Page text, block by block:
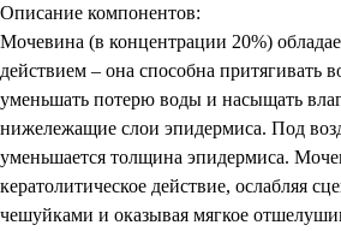
Описание компонентов:
Мочевина (в концентрации 20%)
действием – она способна притягивать
уменьшать потерю воды и насыщать
нижележащие слои эпидермиса. Под
уменьшается толщина эпидермиса.
кератолитическое действие, ослабляя
чешуйками и оказывая мягкое